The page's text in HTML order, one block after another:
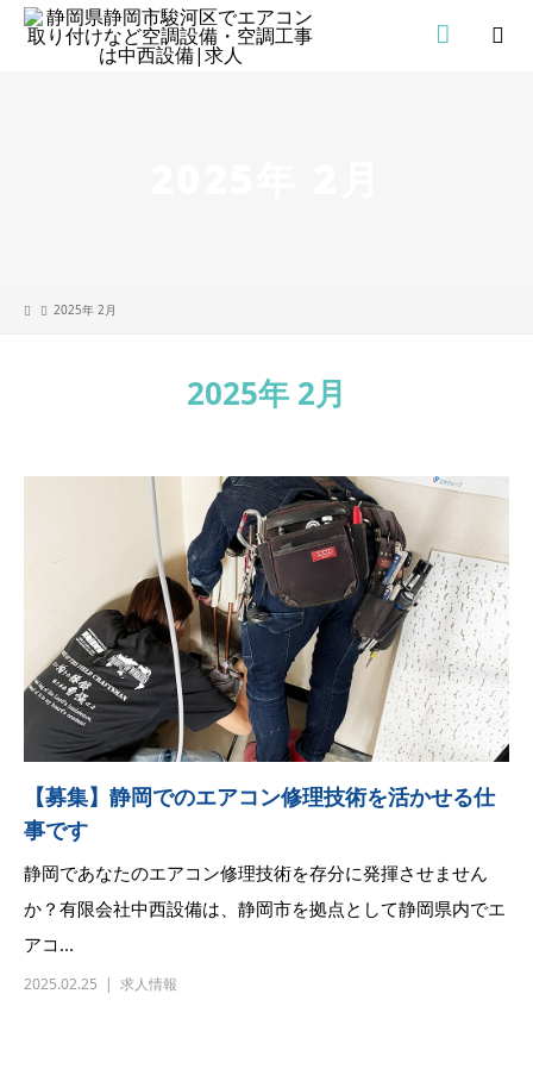
2025年 2月
2025年 2月
【募集】静岡でのエアコン修理技術を活かせる仕
事です
静岡であなたのエアコン修理技術を存分に発揮させません
か？有限会社中西設備は、静岡市を拠点として静岡県内でエ
アコ...
2025.02.25 求人情報